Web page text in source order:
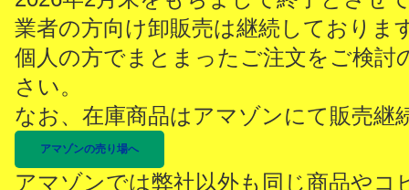
業者の方向け卸販売は継続しておりま
個人の方でまとまったご注文をご検討
さい。
なお、在庫商品はアマゾンにて販売継
アマゾンの売り場へ
アマゾンでは弊社以外も同じ商品やコ